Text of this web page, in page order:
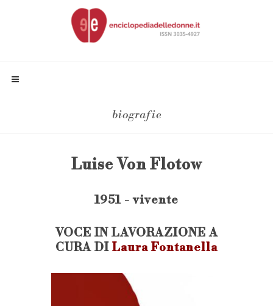
biografie
Luise Von Flotow
1951 - vivente
VOCE IN LAVORAZIONE A
CURA DI Laura Fontanella